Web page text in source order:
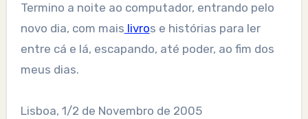
Termino a noite ao computador, entrando pelo
novo dia, com mais livros e histórias para ler
entre cá e lá, escapando, até poder, ao fim dos
meus dias.
Lisboa, 1/2 de Novembro de 2005